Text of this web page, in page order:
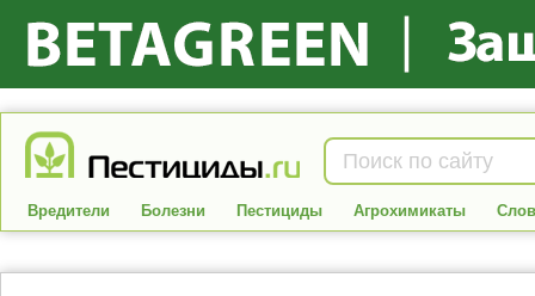
Вредители Болезни Пестициды Агрохимикаты